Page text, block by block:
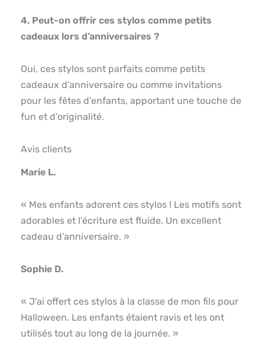
4. Peut-on offrir ces stylos comme petits
cadeaux lors d’anniversaires ?
Oui, ces stylos sont parfaits comme petits
cadeaux d’anniversaire ou comme invitations
pour les fêtes d’enfants, apportant une touche de
fun et d’originalité.
Avis clients
Marie L.
« Mes enfants adorent ces stylos ! Les motifs sont
adorables et l’écriture est fluide. Un excellent
cadeau d’anniversaire. »
Sophie D.
« J’ai offert ces stylos à la classe de mon fils pour
Halloween. Les enfants étaient ravis et les ont
utilisés tout au long de la journée. »